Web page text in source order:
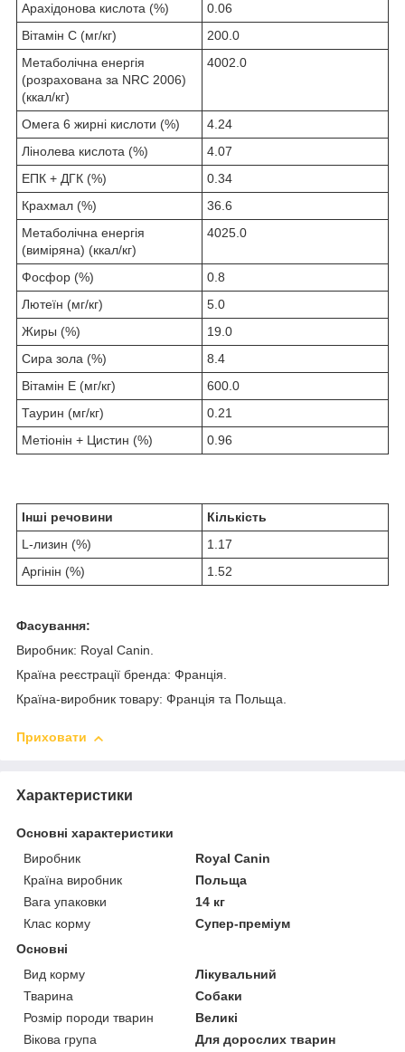
Арахідонова кислота (%)
0.06
Вітамін C (мг/кг)
200.0
Метаболічна енергія
(розрахована за NRC 2006)
(ккал/кг)
4002.0
Омега 6 жирні кислоти (%)
4.24
Лінолева кислота (%)
4.07
ЕПК + ДГК (%)
0.34
Крахмал (%)
36.6
Метаболічна енергія
(виміряна) (ккал/кг)
4025.0
Фосфор (%)
0.8
Лютеїн (мг/кг)
5.0
Жиры (%)
19.0
Сира зола (%)
8.4
Вітамін E (мг/кг)
600.0
Таурин (мг/кг)
0.21
Метіонін + Цистин (%)
0.96
Інші речовини
Кількість
L-лизин (%)
1.17
Аргінін (%)
1.52
Фасування:
Виробник: Royal Canin.
Країна реєстрації бренда: Франція.
Країна-виробник товару: Франція та Польща.
Приховати
Характеристики
Основні характеристики
Виробник
Royal Canin
Країна виробник
Польща
Вага упаковки
14 кг
Клас корму
Супер-преміум
Основні
Вид корму
Лікувальний
Тварина
Собаки
Розмір породи тварин
Великі
Вікова група
Для дорослих тварин